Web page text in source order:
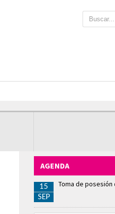
AGENDA
15
SEP
Toma de posesión